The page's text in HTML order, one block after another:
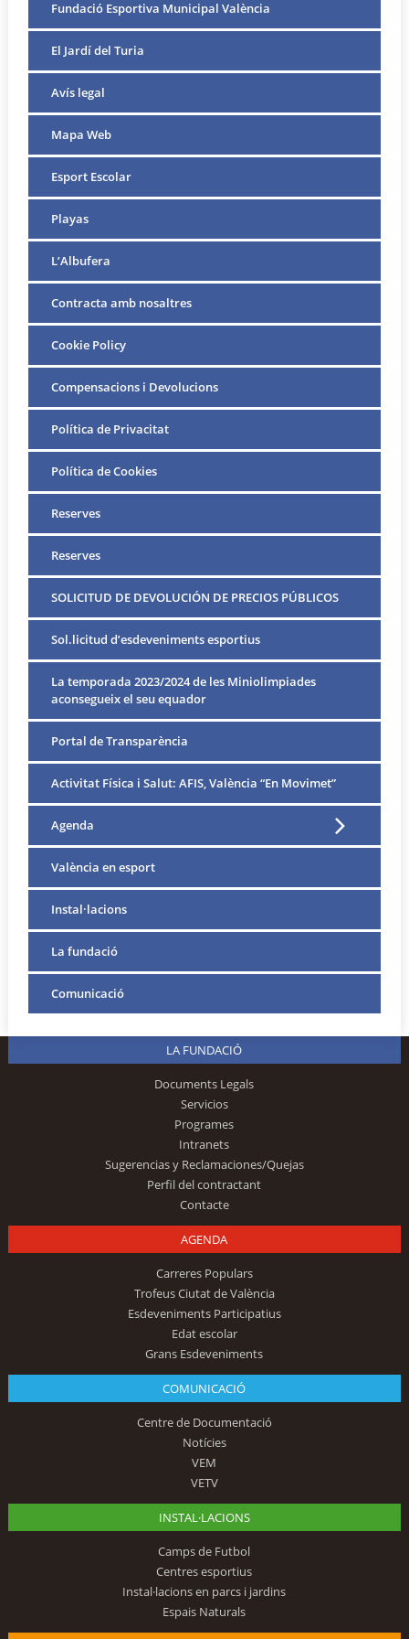
Fundació Esportiva Municipal València
El Jardí del Turia
Avís legal
Mapa Web
Esport Escolar
Playas
L’Albufera
Contracta amb nosaltres
Cookie Policy
Compensacions i Devolucions
Política de Privacitat
Política de Cookies
Reserves
Reserves
SOLICITUD DE DEVOLUCIÓN DE PRECIOS PÚBLICOS
Sol.licitud d’esdeveniments esportius
La temporada 2023/2024 de les Miniolimpiades
aconsegueix el seu equador
Portal de Transparència
Activitat Física i Salut: AFIS, València “En Movimet”
Agenda
València en esport
Instal·lacions
La fundació
Comunicació
LA FUNDACIÓ
Documents Legals
Servicios
Programes
Intranets
Sugerencias y Reclamaciones/Quejas
Perfil del contractant
Contacte
AGENDA
Carreres Populars
Trofeus Ciutat de València
Esdeveniments Participatius
Edat escolar
Grans Esdeveniments
COMUNICACIÓ
Centre de Documentació
Notícies
VEM
VETV
INSTAL·LACIONS
Camps de Futbol
Centres esportius
Instal·lacions en parcs i jardins
Espais Naturals